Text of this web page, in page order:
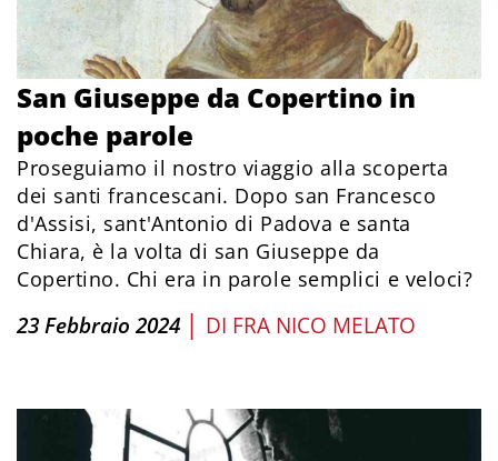
San Giuseppe da Copertino in
poche parole
Proseguiamo il nostro viaggio alla scoperta
dei santi francescani. Dopo san Francesco
d'Assisi, sant'Antonio di Padova e santa
Chiara, è la volta di san Giuseppe da
Copertino. Chi era in parole semplici e veloci?
23 Febbraio 2024 | DI FRA NICO MELATO